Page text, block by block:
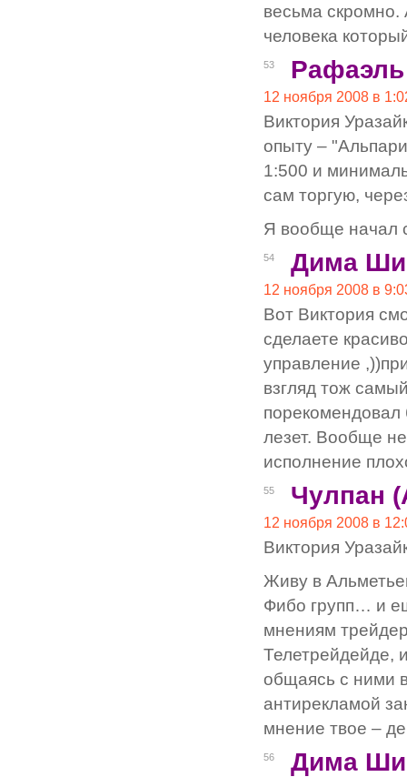
весьма скромно.
человека
53
12 ноября 2008 в
Виктория
опыту –
1:500 и
сам торгую,
Я вообще начал
54 Дима
12 ноября 2008 в
Вот Виктория
сделаете
управление
взгляд тож
лезет. Вообще
исполнение
55 Чулпан
12 ноября 2008 в
Виктория
Живу в
Фибо групп… и
мнениям
Телетрейдейде,
общаясь с ними
антирекламой
мнение твое –
56 Дима